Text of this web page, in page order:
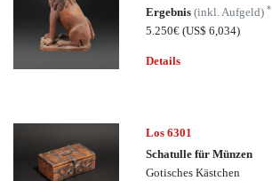
Ergebnis(inkl. Aufgeld)*
5.250€(US$ 6,034)
Details
Los 6301
Schatulle für Münzen
Gotisches Kästchen